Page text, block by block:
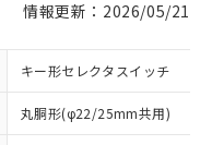
情報更新：2026/05/21
キー形セレクタスイッチ
丸胴形(φ22/25mm共用)